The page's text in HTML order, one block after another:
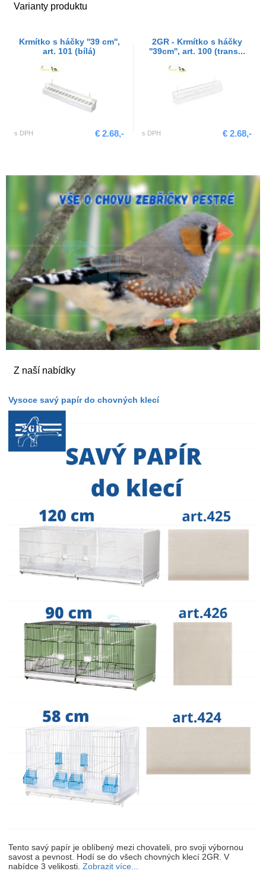
Z naší nabídky
Vysoce savý papír do chovných klecí
Tento savý papír je oblíbený mezi chovateli, pro svoji výbornou
savost a pevnost. Hodí se do všech chovných klecí 2GR. V
nabídce 3 velikosti. Zobrazit více...
Varianty produktu
Krmítko s háčky ''39 cm'',
art. 101 (bílá)
s DPH € 2.68,-
2GR - Krmítko s háčky
''39cm'', art. 100 (trans...
s DPH € 2.68,-